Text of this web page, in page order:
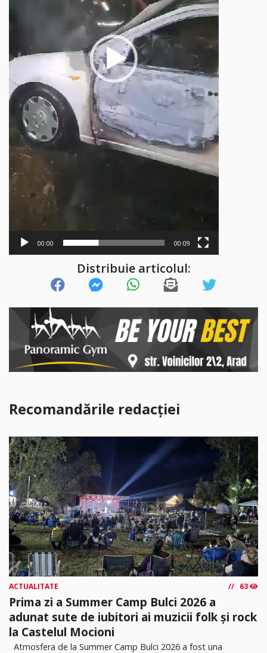
00:00 00:09
Distribuie articolul:
Recomandările redacției
ACTUALITATE 63
Prima zi a Summer Camp Bulci 2026 a
adunat sute de iubitori ai muzicii folk și rock
la Castelul Mocioni
Atmosfera de la Summer Camp Bulci 2026 a fost una